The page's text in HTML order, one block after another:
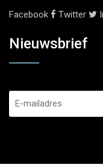
Facebook Twitter
Nieuwsbrief